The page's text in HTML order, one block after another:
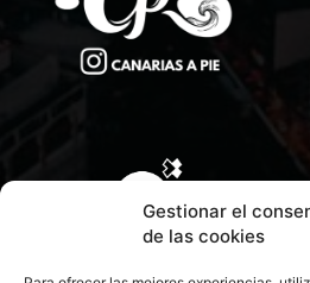
Gestionar el
de las cookies